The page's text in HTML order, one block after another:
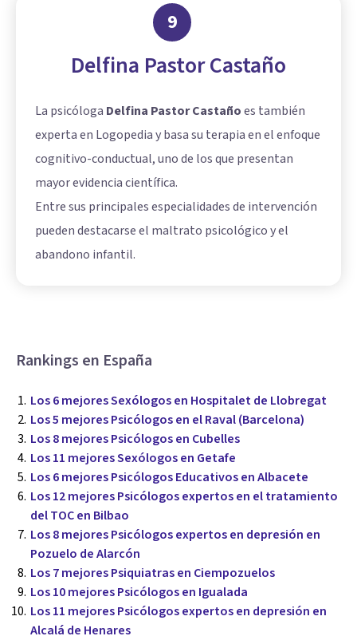
9
Delfina Pastor Castaño
La psicóloga Delfina Pastor Castañoes también
experta en Logopedia y basa su terapia en el enfoque
cognitivo-conductual, uno de los que presentan
mayor evidencia científica.
Entre sus principales especialidades de intervención
pueden destacarse el maltrato psicológico y el
abandono infantil.
Rankings en España
Los 6 mejores Sexólogos en Hospitalet de Llobregat
Los 5 mejores Psicólogos en el Raval (Barcelona)
Los 8 mejores Psicólogos en Cubelles
Los 11 mejores Sexólogos en Getafe
Los 6 mejores Psicólogos Educativos en Albacete
Los 12 mejores Psicólogos expertos en el tratamiento
del TOC en Bilbao
Los 8 mejores Psicólogos expertos en depresión en
Pozuelo de Alarcón
Los 7 mejores Psiquiatras en Ciempozuelos
Los 10 mejores Psicólogos en Igualada
Los 11 mejores Psicólogos expertos en depresión en
Alcalá de Henares